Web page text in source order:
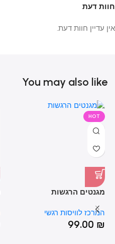
חוות דעת
אין עדיין חוות דעת.
You may also like
HOT
מגנטים הרגשות
המרכז לוויסות רגשי
99.00 ₪